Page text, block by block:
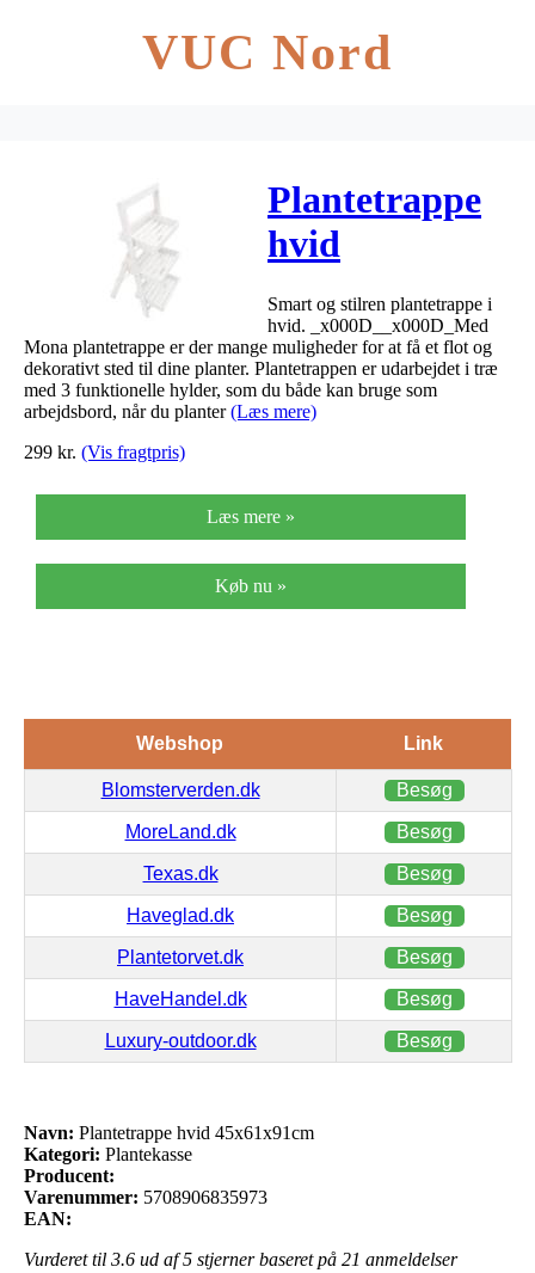
VUC Nord
Plantetrappe
hvid
45x61x91cm
Smart og stilren plantetrappe i
hvid. _x000D__x000D_Med
Mona plantetrappe er der mange muligheder for at få et flot og
dekorativt sted til dine planter. Plantetrappen er udarbejdet i træ
med 3 funktionelle hylder, som du både kan bruge som
arbejdsbord, når du planter(Læs mere)
299 kr. (Vis fragtpris)
Læs mere »
Køb nu »
Webshop Link
Blomsterverden.dk Besøg
MoreLand.dk Besøg
Texas.dk Besøg
Haveglad.dk Besøg
Plantetorvet.dk Besøg
HaveHandel.dk Besøg
Luxury-outdoor.dk Besøg
Navn: Plantetrappe hvid 45x61x91cm
Kategori: Plantekasse
Producent:
Varenummer: 5708906835973
EAN:
Vurderet til 3.6 ud af 5 stjerner baseret på 21 anmeldelser